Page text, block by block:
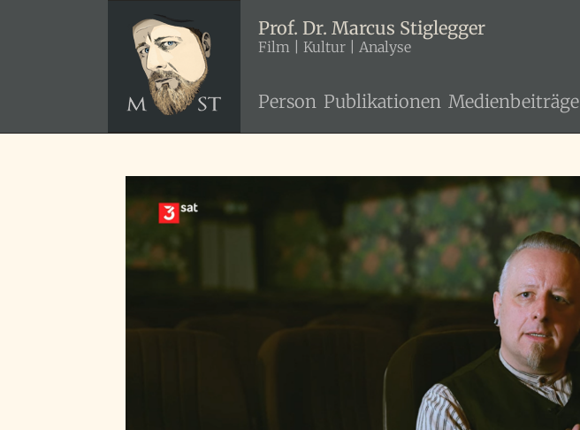
Prof. Dr. Marcus Stiglegger
Film | Kultur | Analyse
Person Publikationen Medienbeiträge